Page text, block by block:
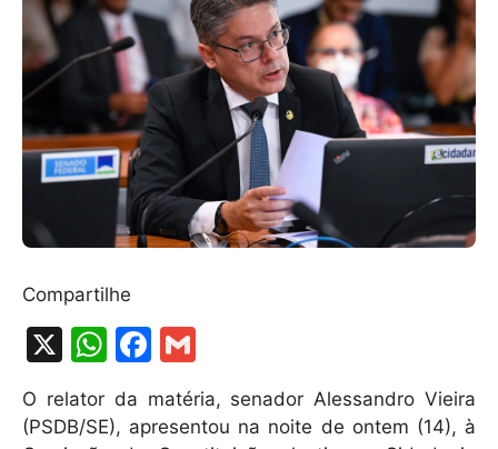
Compartilhe
X
W
h
at
F
c
m
ai
O relator da matéria, senador Alessandro Vieira
(PSDB/SE), apresentou na noite de ontem (14), à